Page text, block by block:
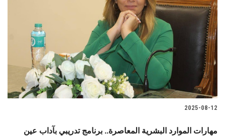
هيئة التدريس
الدراسات العليا
2025-08-12
مهارات الموارد البشرية المعاصرة.. برنامج تدريبي بآداب عين